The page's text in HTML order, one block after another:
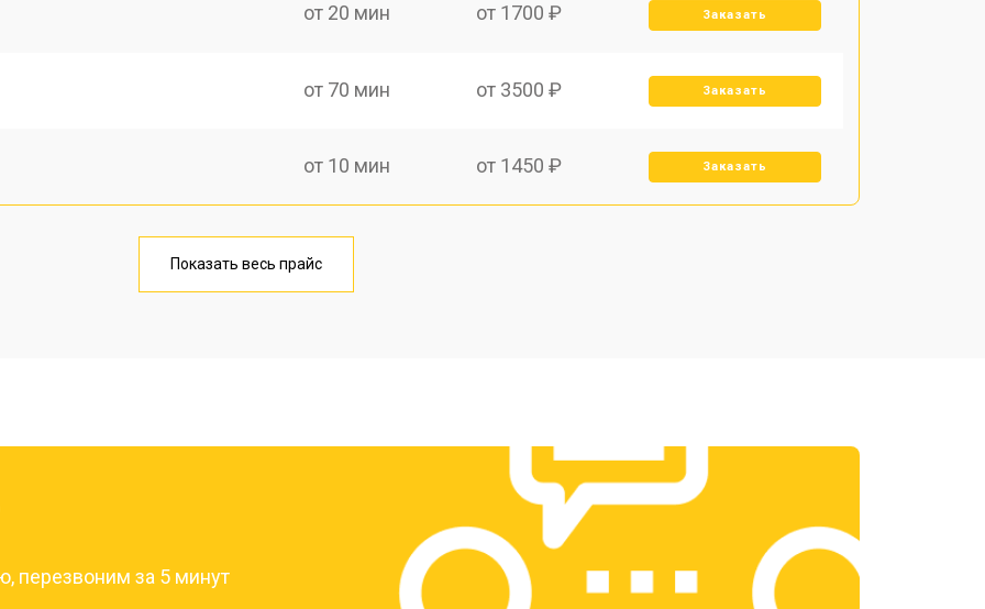
от 20 мин от 1700 ₽ Заказать
от 70 мин от 3500 ₽ Заказать
от 10 мин от 1450 ₽ Заказать
от 40 мин
от 3300 ₽
от 1400 ₽ Заказать
Показать весь прайс
перезвоним за 5 минут